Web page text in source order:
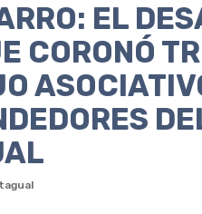
EL
CORONÓ